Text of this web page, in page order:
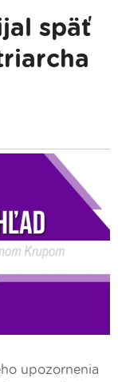
späť
upozornenia